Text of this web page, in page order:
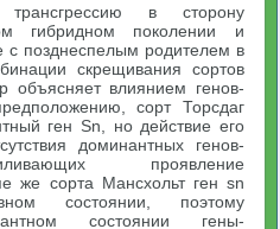
в сторону
гибридном поколении и
с позднеспелым родителем в
скрещивания сортов
объясняет влиянием генов-
сорт Торсдаг
ген Sn, но действие его
доминантных генов-
проявление
же сорта Мансхольт ген sn
состоянии, поэтому
состоянии гены-